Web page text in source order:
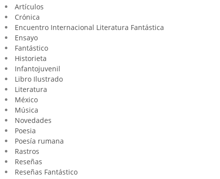
Artículos
Crónica
Encuentro Internacional Literatura Fantástica
Ensayo
Fantástico
Historieta
Infantojuvenil
Libro Ilustrado
Literatura
México
Música
Novedades
Poesia
Poesía rumana
Rastros
Reseñas
Reseñas Fantástico